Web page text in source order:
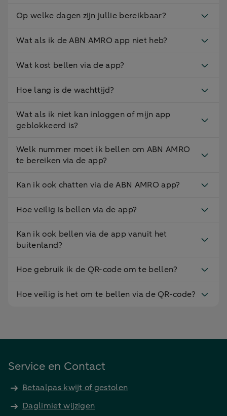
Op welke dagen zijn jullie bereikbaar?
Wat als ik de ABN AMRO app niet heb?
Wat kost bellen via de app?
Hoe lang is de wachttijd?
Wat als ik niet kan inloggen of mijn app
geblokkeerd is?
Welk nummer moet ik bellen om ABN AMRO
te bereiken via de app?
Kan ik ook chatten via de ABN AMRO app?
Hoe veilig is bellen via de app?
Kan ik ook bellen via de app vanuit het
buitenland?
Hoe gebruik ik de QR-code om te bellen?
Hoe veilig is het om te bellen via de QR-code?
Service en Contact
Betaalpas kwijt of gestolen
Daglimiet wijzigen